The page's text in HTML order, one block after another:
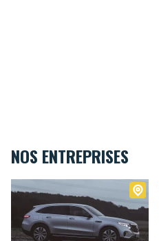
NOS ENTREPRISES
Mercedes Benz - Mannès